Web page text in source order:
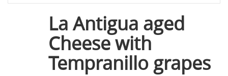
La Antigua aged
Cheese with
Tempranillo grapes